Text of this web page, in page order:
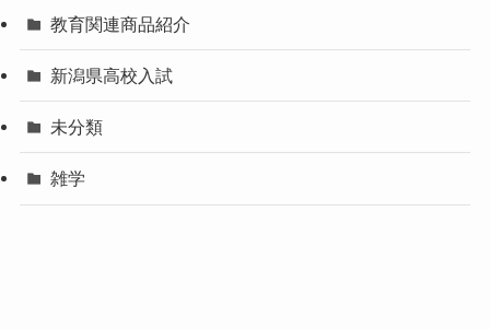
教育関連商品紹介
新潟県高校入試
未分類
雑学